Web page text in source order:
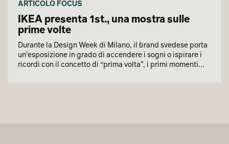
ARTICOLO FOCUS
IKEA presenta 1st., una mostra sulle
prime volte
Durante la Design Week di Milano, il brand svedese porta
un’esposizione in grado di accendere i sogni o ispirare i
ricordi con il concetto di “prima volta”, i primi momenti...